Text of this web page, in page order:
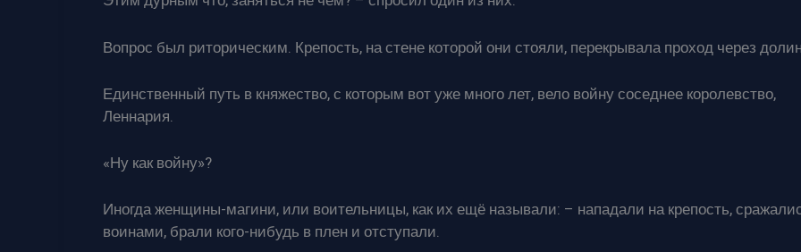
Вопрос был риторическим. Крепость, на стене которой они стояли, перекрывала проход через
Единственный путь в княжество, с которым вот уже много лет, вело войну соседнее королевство,
Леннария.
«Ну как войну»?
Иногда женщины-магини, или воительницы, как их ещё называли: – нападали на крепость,
воинами, брали кого-нибудь в плен и отступали.